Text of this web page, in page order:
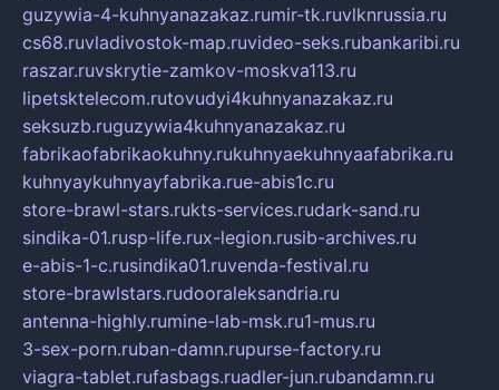
guzywia-4-kuhnyanazakaz.rumir-tk.ruvlknrussia.ru
cs68.ruvladivostok-map.ruvideo-seks.rubankaribi.ru
raszar.ruvskrytie-zamkov-moskva113.ru
lipetsktelecom.rutovudyi4kuhnyanazakaz.ru
seksuzb.ruguzywia4kuhnyanazakaz.ru
fabrikaofabrikaokuhny.rukuhnyaekuhnyaafabrika.ru
kuhnyaykuhnyayfabrika.rue-abis1c.ru
store-brawl-stars.rukts-services.rudark-sand.ru
sindika-01.rusp-life.rux-legion.rusib-archives.ru
e-abis-1-c.rusindika01.ruvenda-festival.ru
store-brawlstars.rudooraleksandria.ru
antenna-highly.rumine-lab-msk.ru1-mus.ru
3-sex-porn.ruban-damn.rupurse-factory.ru
viagra-tablet.rufasbags.ruadler-jun.rubandamn.ru